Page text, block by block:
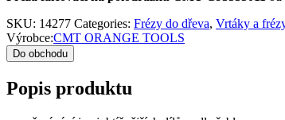
SKU: 14277 Categories: Frézy do dřeva, Vrtáky a
Výrobce:CMT ORANGE TOOLS
Do obchodu
Popis produktu